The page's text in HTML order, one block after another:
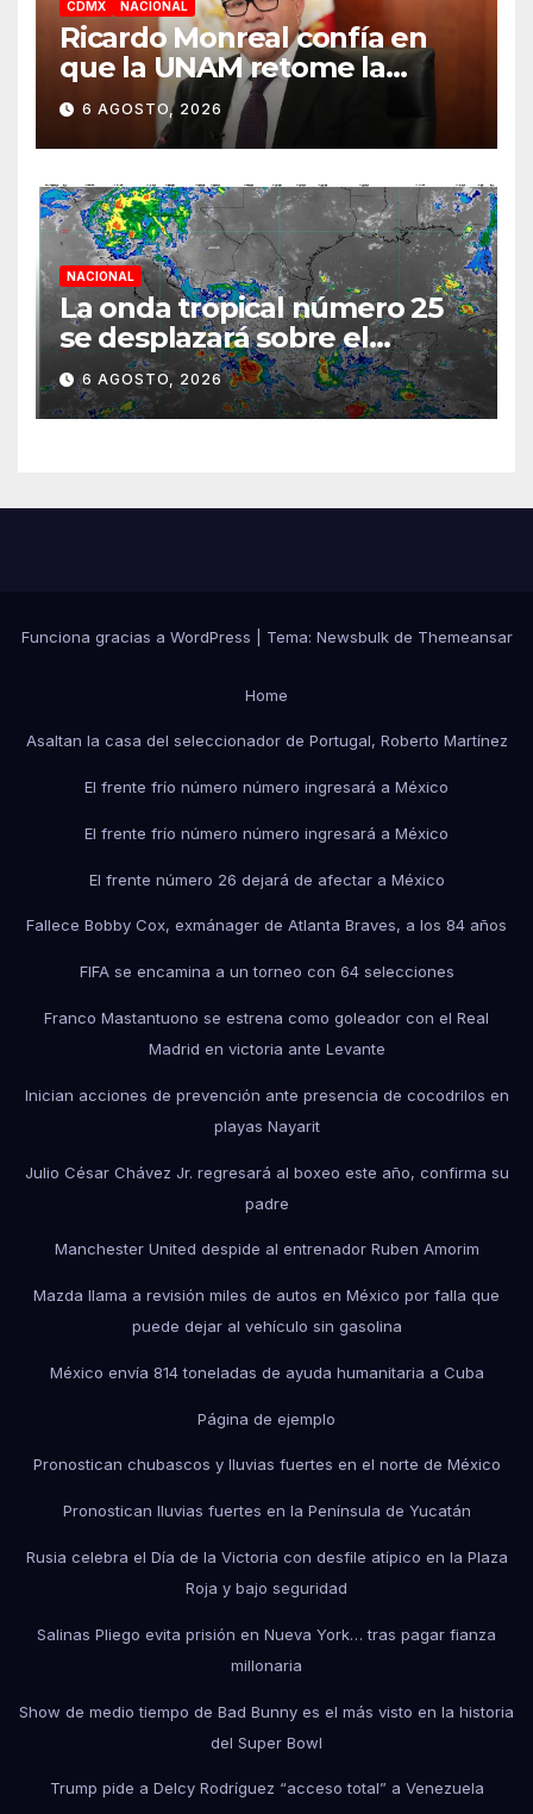
CDMX NACIONAL
Ricardo Monreal confía en
que la UNAM retome la
normalidad e inicie el
semestre mediante el
diálogo
6 AGOSTO, 2026
NACIONAL
La onda tropical número 25
se desplazará sobre el
sureste mexicano
6 AGOSTO, 2026
Funciona gracias a WordPress Tema: Newsbulkde Themeansar
Home
Asaltan la casa del seleccionador de Portugal, Roberto Martínez
El frente frío número número ingresará a México
El frente frío número número ingresará a México
El frente número 26 dejará de afectar a México
Fallece Bobby Cox, exmánager de Atlanta Braves, a los 84 años
FIFA se encamina a un torneo con 64 selecciones
Franco Mastantuono se estrena como goleador con el Real
Madrid en victoria ante Levante
Inician acciones de prevención ante presencia de cocodrilos en
playas Nayarit
Julio César Chávez Jr. regresará al boxeo este año, confirma su
padre
Manchester United despide al entrenador Ruben Amorim
Mazda llama a revisión miles de autos en México por falla que
puede dejar al vehículo sin gasolina
México envía 814 toneladas de ayuda humanitaria a Cuba
Página de ejemplo
Pronostican chubascos y lluvias fuertes en el norte de México
Pronostican lluvias fuertes en la Península de Yucatán
Rusia celebra el Día de la Victoria con desfile atípico en la Plaza
Roja y bajo seguridad
Salinas Pliego evita prisión en Nueva York… tras pagar fianza
millonaria
Show de medio tiempo de Bad Bunny es el más visto en la historia
del Super Bowl
Trump pide a Delcy Rodríguez “acceso total” a Venezuela